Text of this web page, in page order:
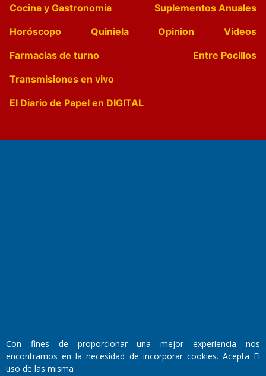
Cocina y Gastronomía
Suplementos Anuales
Horóscopo
Quiniela Opinion
Videos
Farmacias de turno
Entre Pocillos
Transmisiones en vivo
El Diario de Papel en DIGITAL
Walter René Goñi
Con fines de proporcionar una mejor experiencia nos
encontramos en la necesidad de incorporar cookies. Acepta El
uso de las misma